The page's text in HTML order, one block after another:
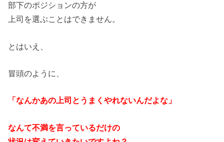
部下のポジションの方が
上司を選ぶことはできません。
とはいえ、
冒頭のように、
「なんかあの上司とうまくやれないんだよな」
なんて不満を言っているだけの